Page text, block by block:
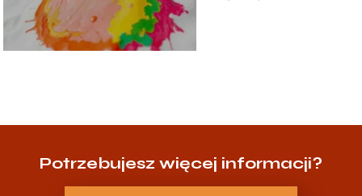
Potrzebujesz więcej informacji?